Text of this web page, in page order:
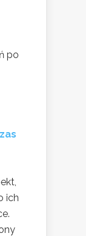
po
ich